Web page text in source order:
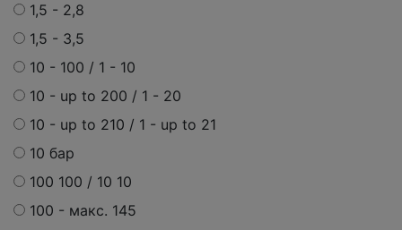
1,5 - 2,8
1,5 - 3,5
10 - 100 / 1 - 10
10 - up to 200 / 1 - 20
10 - up to 210 / 1 - up to 21
10 бар
100 100 / 10 10
100 - макс. 145